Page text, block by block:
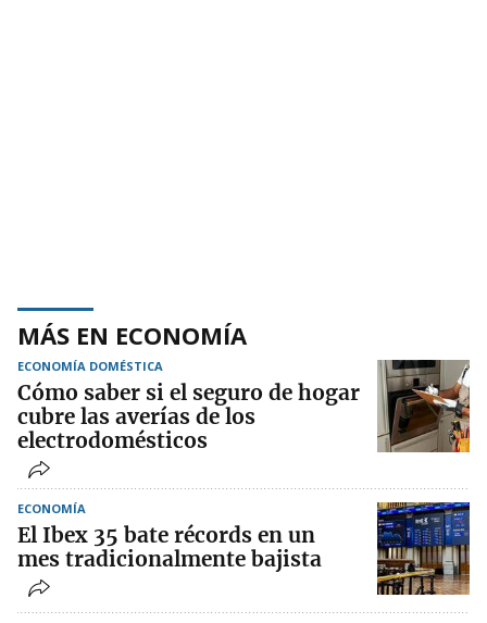
MÁS EN ECONOMÍA
ECONOMÍA DOMÉSTICA
Cómo saber si el seguro de hogar
cubre las averías de los
electrodomésticos
ECONOMÍA
El Ibex 35 bate récords en un
mes tradicionalmente bajista